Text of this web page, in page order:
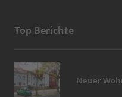
Top Berichte
Neuer